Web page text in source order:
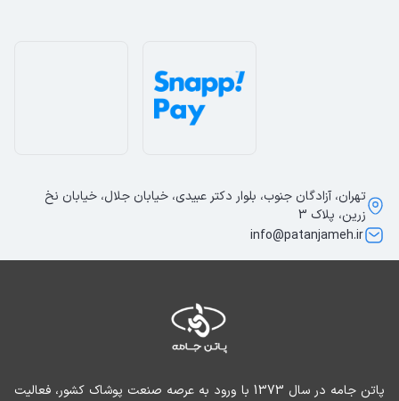
تهران، آزادگان جنوب، بلوار دکتر عبیدی، خیابان جلال، خیابان نخ
زرین، پلاک 3
info@patanjameh.ir